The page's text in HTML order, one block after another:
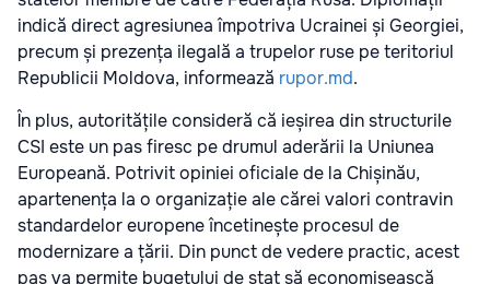
indică direct agresiunea împotriva Ucrainei și Georgiei,
precum și prezența ilegală a trupelor ruse pe teritoriul
Republicii Moldova, informează rupor.md.
În plus, autoritățile consideră că ieșirea din structurile
CSI este un pas firesc pe drumul aderării la Uniunea
Europeană. Potrivit opiniei oficiale de la Chișinău,
apartenența la o organizație ale cărei valori contravin
standardelor europene încetinește procesul de
modernizare a țării. Din punct de vedere practic, acest
pas va permite bugetului de stat să economisească